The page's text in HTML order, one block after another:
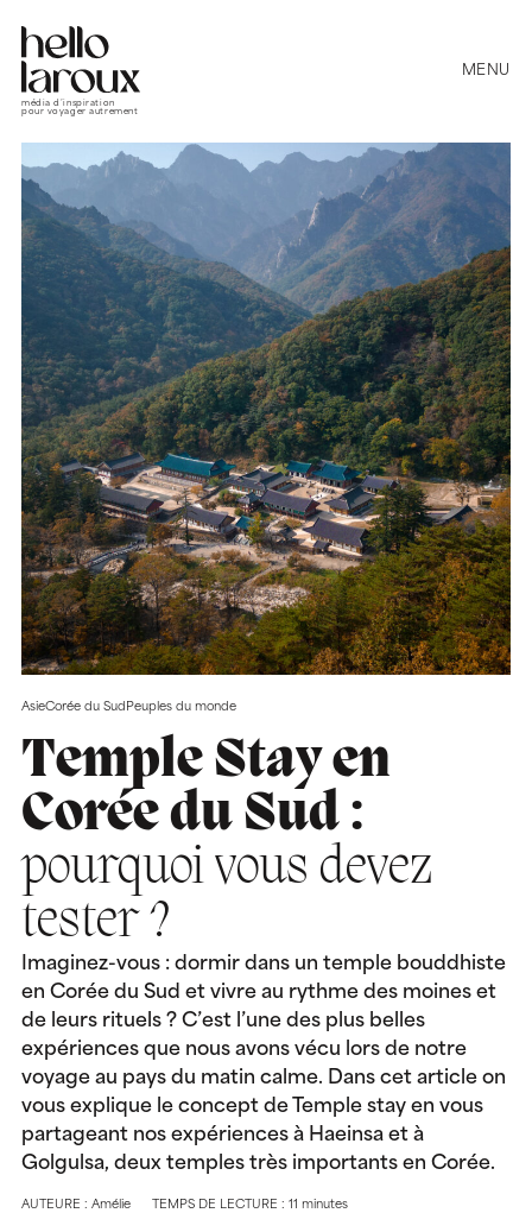
média d’inspiration
pour voyager autrement
MENU
AsieCorée du SudPeuples du monde
Temple Stay en
Corée du Sud :
pourquoi vous devez
tester ?
Imaginez-vous : dormir dans un temple bouddhiste
en Corée du Sud et vivre au rythme des moines et
de leurs rituels ? C’est l’une des plus belles
expériences que nous avons vécu lors de notre
voyage au pays du matin calme. Dans cet article on
vous explique le concept de Temple stay en vous
partageant nos expériences à Haeinsa et à
Golgulsa, deux temples très importants en Corée.
AUTEURE : Amélie TEMPS DE LECTURE : 11 minutes